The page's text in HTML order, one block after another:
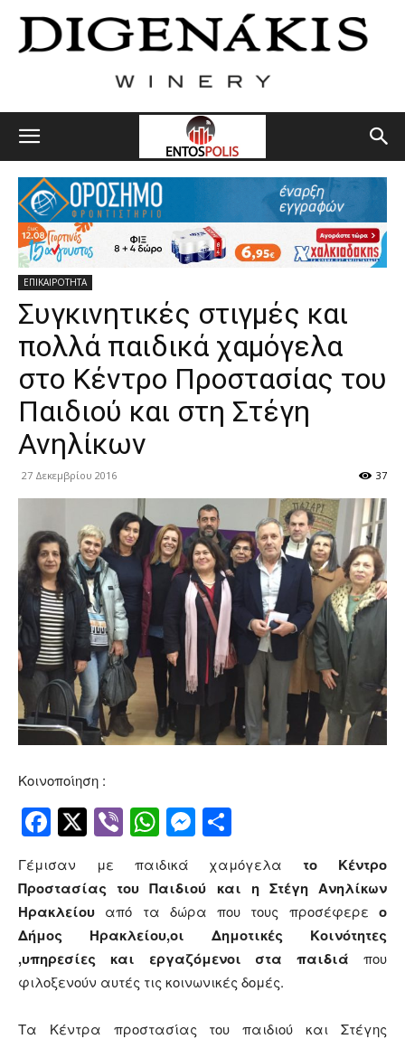
ΕΠΙΚΑΙΡΟΤΗΤΑ
Συγκινητικές στιγμές και
πολλά παιδικά χαμόγελα
στο Κέντρο Προστασίας του
Παιδιού και στη Στέγη
Ανηλίκων
27 Δεκεμβρίου 2016 37
Κοινοποίηση :
Facebook
Twitter
ViberWhatsApp
Messenger
Γέμισαν με παιδικά χαμόγελα το Κέντρο
Προστασίας του Παιδιού και η Στέγη Ανηλίκων
Ηρακλείου από τα δώρα που τους προσέφερε ο
Δήμος Ηρακλείου,οι Δημοτικές Κοινότητες
,υπηρεσίες και εργαζόμενοι στα παιδιά που
φιλοξενούν αυτές τις κοινωνικές δομές.
Τα Κέντρα προστασίας του παιδιού και Στέγης